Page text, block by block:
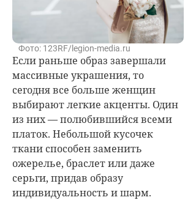
Фото: 123RF/legion-media.ru
Если раньше образ завершали
массивные украшения, то
сегодня все больше женщин
выбирают легкие акценты. Один
из них — полюбившийся всеми
платок. Небольшой кусочек
ткани способен заменить
ожерелье, браслет или даже
серьги, придав образу
индивидуальность и шарм.